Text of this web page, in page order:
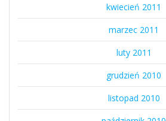
kwiecień 2011
marzec 2011
luty 2011
grudzień 2010
listopad 2010